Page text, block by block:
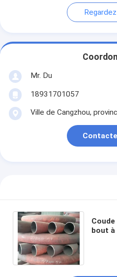
Mr. Du
18931701057
Ville de Cangzhou,
bout à